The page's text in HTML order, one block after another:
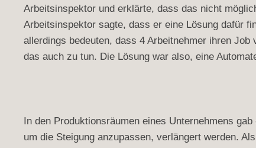
Arbeitsinspektor und erklärte, dass das nicht
Arbeitsinspektor sagte, dass er eine Lösung dafür
allerdings bedeuten, dass 4 Arbeitnehmer ihren
das auch zu tun. Die Lösung war also, eine
In den Produktionsräumen eines Unternehmens
um die Steigung anzupassen, verlängert werden.